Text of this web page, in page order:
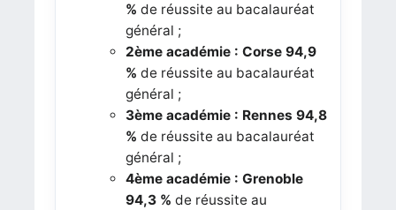
% de réussite au bacalauréat
général ;
2ème académie : Corse 94,9
% de réussite au bacalauréat
général ;
3ème académie : Rennes 94,8
% de réussite au bacalauréat
général ;
4ème académie : Grenoble
94,3 % de réussite au